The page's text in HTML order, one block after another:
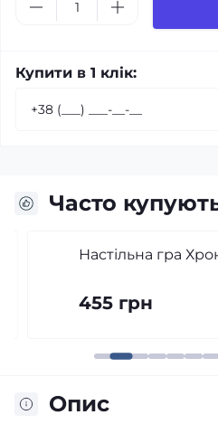
Купити в 1 клік:
Часто
Настільна гра
455 грн
Опис